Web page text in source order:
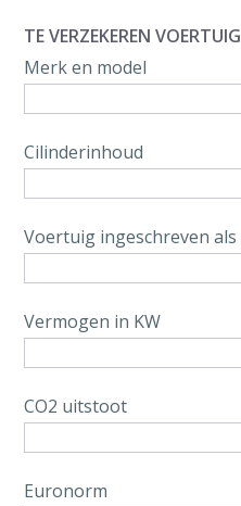
TE VERZEKEREN VOERTUIG
Merk en model
Cilinderinhoud
Voertuig ingeschreven als
Vermogen in KW
CO2 uitstoot
Euronorm